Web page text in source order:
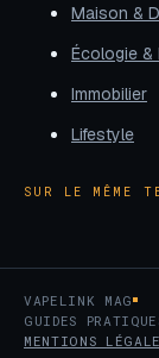
Maison &
Écologie &
Immobilier
Lifestyle
SUR LE MÊME
VAPELINK MAG
GUIDES
MENTIONS